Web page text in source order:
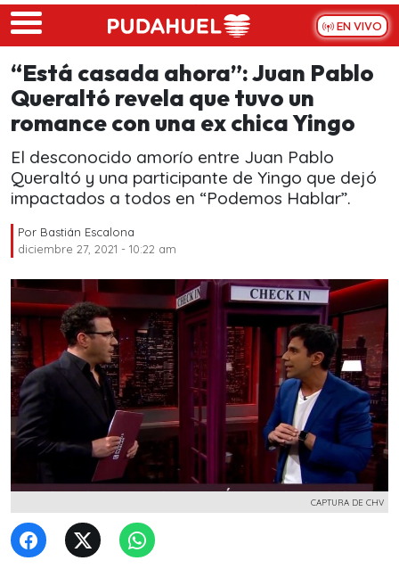
Skip to main content
EN VIVO
“Está casada ahora”: Juan Pablo
Queraltó revela que tuvo un
romance con una ex chica Yingo
El desconocido amorío entre Juan Pablo
Queraltó y una participante de Yingo que dejó
impactados a todos en “Podemos Hablar”.
Por Bastián Escalona
diciembre 27, 2021 - 10:22 am
CAPTURA DE CHV